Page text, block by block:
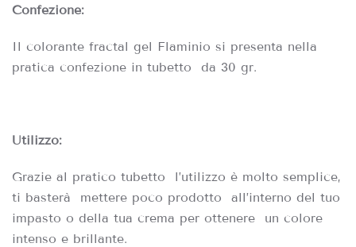
Confezione:
Il colorante fractal gel Flaminio si presenta nella
pratica confezione in tubetto da 30 gr.
Utilizzo:
Grazie al pratico tubetto l’utilizzo è molto semplice,
ti basterà mettere poco prodotto all’interno del tuo
impasto o della tua crema per ottenere un colore
intenso e brillante.